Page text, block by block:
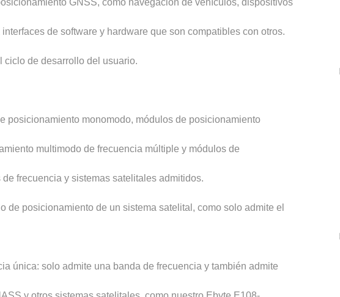
GNSS, como navegación de vehículos, dispositivos
de software y hardware que son compatibles con otros.
ciclo de desarrollo del usuario.
posicionamiento monomodo, módulos de posicionamiento
multimodo de frecuencia múltiple y módulos de
frecuencia y sistemas satelitales admitidos.
de posicionamiento de un sistema satelital, como solo admite el
única: solo admite una banda de frecuencia y también admite